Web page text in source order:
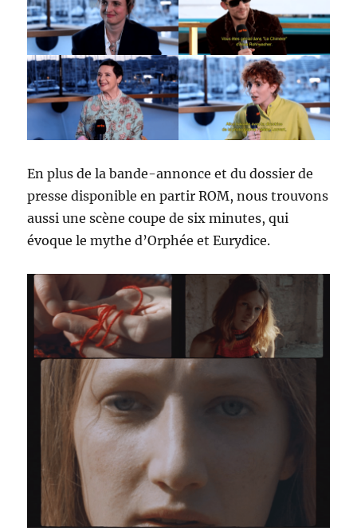
En plus de la bande-annonce et du dossier de
presse disponible en partir ROM, nous trouvons
aussi une scène coupe de six minutes, qui
évoque le mythe d’Orphée et Eurydice.